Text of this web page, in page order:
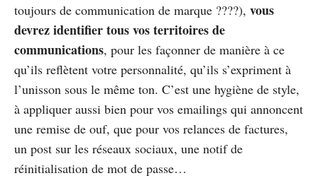
toujours de communication de marque ????), vous
devrez identifier tous vos territoires de
communications, pour les façonner de manière à ce
qu’ils reflètent votre personnalité, qu’ils s’expriment à
l’unisson sous le même ton. C’est une hygiène de style,
à appliquer aussi bien pour vos emailings qui annoncent
une remise de ouf, que pour vos relances de factures,
un post sur les réseaux sociaux, une notif de
réinitialisation de mot de passe…